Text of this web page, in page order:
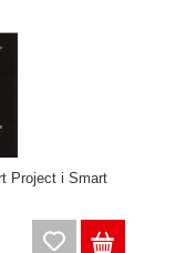
Project i Smart